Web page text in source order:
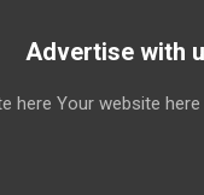
here Your website here